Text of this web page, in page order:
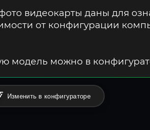
видеокарты даны для
от конфигурации
модель можно в
Изменить в конфигураторе